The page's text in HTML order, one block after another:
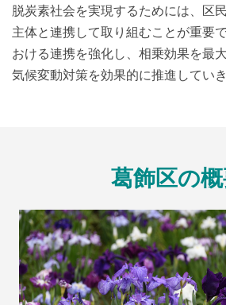
脱炭素社会を実現するためには、区
主体と連携して取り組むことが重要
おける連携を強化し、相乗効果を最
気候変動対策を効果的に推進していき
葛飾区の